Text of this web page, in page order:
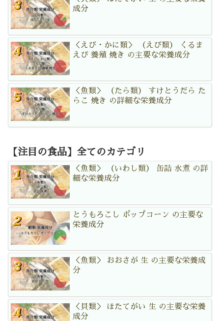
成分
＜えび・かに類＞ （えび類） くるま
えび 養殖 焼き の主要な栄養成分
＜魚類＞ （たら類） すけとうだら た
らこ 焼き の詳細な栄養成分
【注目の食品】全てのカテゴリ
＜魚類＞ （いわし類） 缶詰 水煮 の詳
細な栄養成分
とうもろこし ポップコーン の主要な
栄養成分
＜魚類＞ おおさが 生 の主要な栄養成
分
＜貝類＞ ほたてがい 生 の主要な栄養
成分